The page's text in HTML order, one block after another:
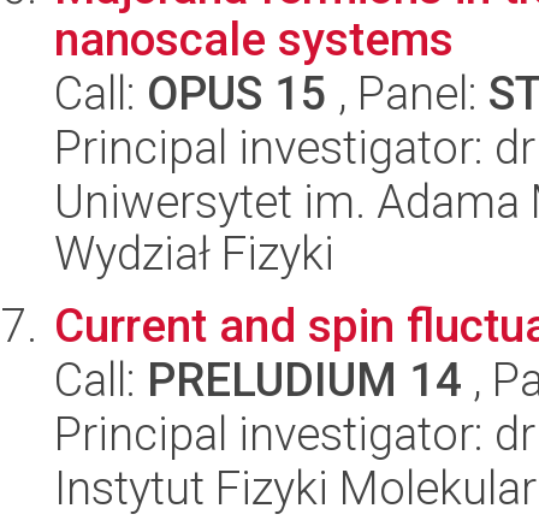
nanoscale systems
Call: OPUS 15 , Panel:
Principal investigator:
Uniwersytet im.
Wydział Fizyki
Current and spin
Call: PRELUDIUM 14 ,
Principal investigator:
Instytut Fizyki